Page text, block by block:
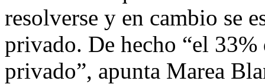
resolverse y en cambio se
privado. De hecho “el
privado”, apunta Marea